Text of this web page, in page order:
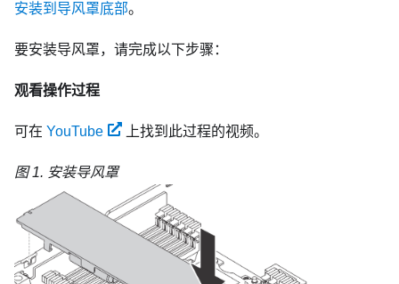
安装到导风罩底部。
要安装导风罩，请完成以下步骤：
观看操作过程
可在 YouTube 上找到此过程的视频。
图 1. 安装导风罩